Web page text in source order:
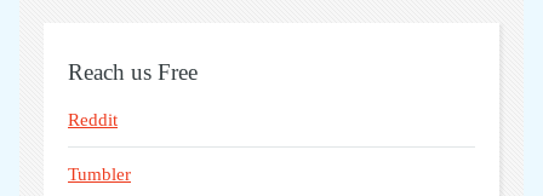
Reach us Free
Reddit
Tumbler